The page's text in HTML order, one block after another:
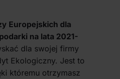
Europejskich dla
na lata 2021-
dla swojej firmy
Ekologiczny. Jest to
któremu otrzymasz